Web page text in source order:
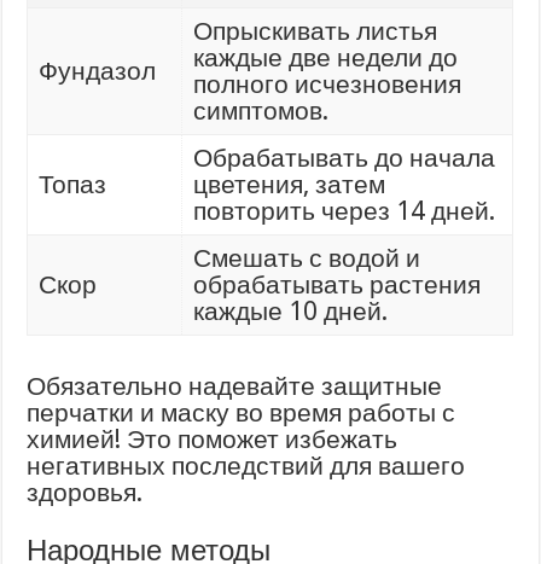
Фундазол
Опрыскивать листья
каждые две недели до
полного исчезновения
симптомов.
Топаз
Обрабатывать до начала
цветения, затем
повторить через 14 дней.
Скор
Смешать с водой и
обрабатывать растения
каждые 10 дней.
Обязательно надевайте защитные
перчатки и маску во время работы с
химией! Это поможет избежать
негативных последствий для вашего
здоровья.
Народные методы